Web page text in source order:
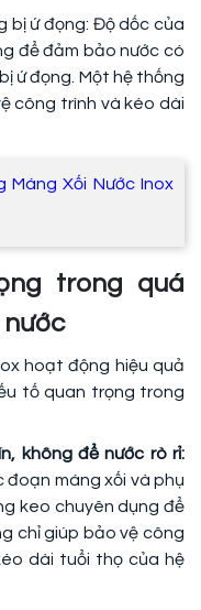
bị ứ đọng: Độ dốc của
để đảm bảo nước có
ứ đọng. Một hệ thống
công trình và kéo dài
Máng Xối Nước Inox
trong quá
nước
hoạt động hiệu quả
tố quan trọng trong
không để nước rò rỉ:
máng xối và phụ
keo chuyên dụng để
chỉ giúp bảo vệ công
dài tuổi thọ của hệ